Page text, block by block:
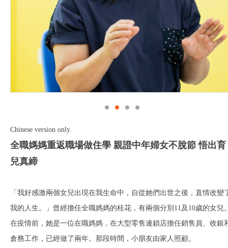
Chinese version only.
全職媽媽重返職場做住學 親證中年婦女不脫節 悟出育
兒真締
「我好感激兩個女兒出現在我生命中，自從她們出世之後，直情改變
我的人生。」曾經擔任全職媽媽的桂花，有兩個分別11及10歲的女兒
在疫情前，她是一位在職媽媽，在大型零售連鎖店擔任銷售員、收銀
倉務工作，已經做了兩年。那段時間，小朋友由家人照顧。